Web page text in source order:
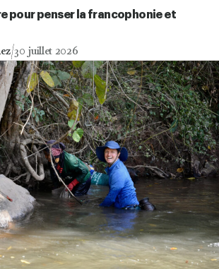
pour penser la francophonie et
30 juillet 2026